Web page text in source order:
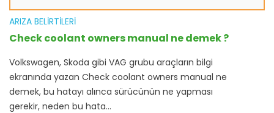
ARIZA BELIRTILERI
Check coolant owners manual ne demek ?
Volkswagen, Skoda gibi VAG grubu araçların bilgi
ekranında yazan Check coolant owners manual ne
demek, bu hatayı alınca sürücünün ne yapması
gerekir, neden bu hata...